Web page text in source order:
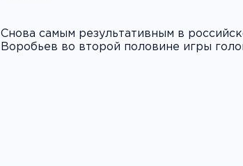
Снова самым результативным в
Воробьев во второй половине игры